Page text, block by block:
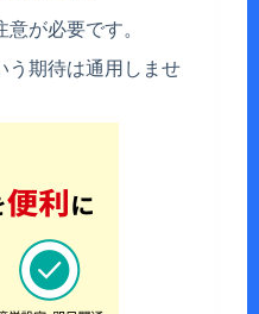
が必要です。
う期待は通用しませ